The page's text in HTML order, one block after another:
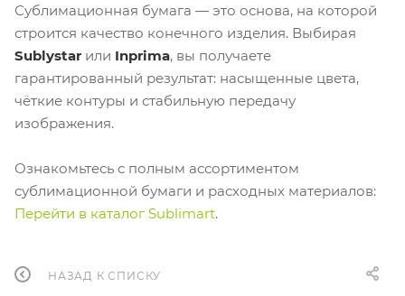
Сублимационная бумага — это основа, на которой
строится качество конечного изделия. Выбирая
Sublystar или Inprima, вы получаете
гарантированный результат: насыщенные цвета,
чёткие контуры и стабильную передачу
изображения.
Ознакомьтесь с полным ассортиментом
сублимационной бумаги и расходных материалов:
Перейти в каталог Sublimart.
НАЗАД К СПИСКУ